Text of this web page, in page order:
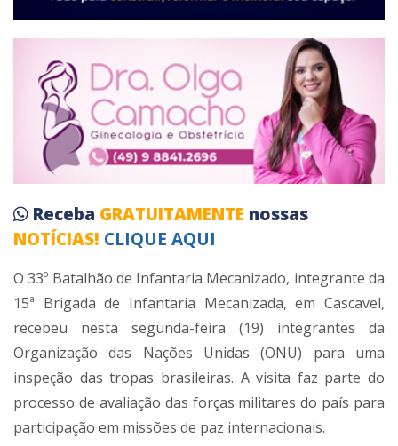
Receba GRATUITAMENTE nossas
NOTÍCIAS! CLIQUE AQUI
O 33º Batalhão de Infantaria Mecanizado, integrante da
15ª Brigada de Infantaria Mecanizada, em Cascavel,
recebeu nesta segunda-feira (19) integrantes da
Organização das Nações Unidas (ONU) para uma
inspeção das tropas brasileiras. A visita faz parte do
processo de avaliação das forças militares do país para
participação em missões de paz internacionais.